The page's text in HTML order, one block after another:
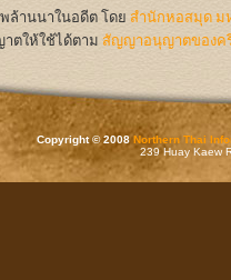
ล้านนาในอดีต โดย สำนักหอสมุด ม
ตให้ใช้ได้ตาม สัญญาอนุญาตของค
Copyright © 2008Northern Thai
239 Huay Kaew